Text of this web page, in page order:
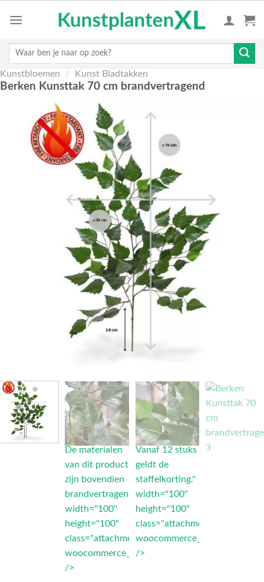
Zoeken
Kunstbloemen / Kunst Bladtakken
Berken Kunsttak 70 cm brandvertragend
De materialen
van dit product
zijn bovendien
brandvertragend"
width="100"
height="100"
class="attachment-
woocommerce_thumbnail"
/>
Vanaf 12 stuks
geldt de
staffelkorting."
width="100"
height="100"
class="attachment-
woocommerce_thumbnail"
/>